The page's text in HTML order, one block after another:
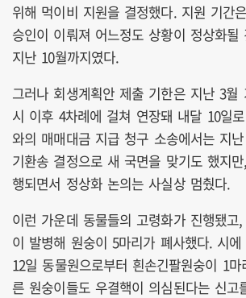
위해 먹이비 지원을 결정했다. 지원 기간
승인이 이뤄져 어느정도 상황이 정상화될
지난 10월까지였다.
그러나 회생계획안 제출 기한은 지난 3월
시 이후 4차례에 걸쳐 연장돼 내달 10일
와의 매매대금 지급 청구 소송에서는 지
기환송 결정으로 새 국면을 맞기도 했지
행되면서 정상화 논의는 사실상 멈췄다.
이런 가운데 동물들의 고령화가 진행됐고
이 발병해 원숭이 5마리가 폐사했다. 시
12일 동물원으로부터 흰손긴팔원숭이 1
른 원숭이들도 우결핵이 의심된다는 신고